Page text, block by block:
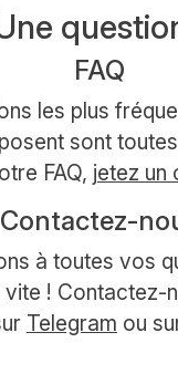
FAQ
les plus
sont
FAQ, jetez un
Contactez-
à toutes vos
! Contactez-
Telegram ou